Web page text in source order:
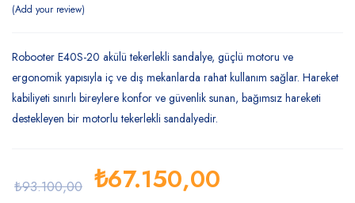
Add your review
Robooter E40S-20 akülü tekerlekli sandalye, güçlü motoru ve
ergonomik yapısıyla iç ve dış mekanlarda rahat kullanım sağlar. Hareket
kabiliyeti sınırlı bireylere konfor ve güvenlik sunan, bağımsız hareketi
destekleyen bir motorlu tekerlekli sandalyedir.
₺93.100,00 ₺67.150,00